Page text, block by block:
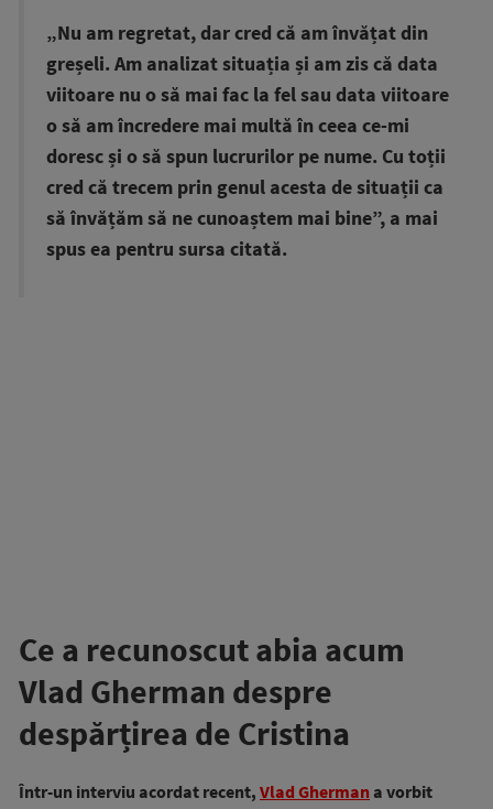
„Nu am regretat, dar cred că am învățat din
greșeli. Am analizat situația și am zis că data
viitoare nu o să mai fac la fel sau data viitoare
o să am încredere mai multă în ceea ce-mi
doresc și o să spun lucrurilor pe nume. Cu toții
cred că trecem prin genul acesta de situații ca
să învățăm să ne cunoaștem mai bine”, a mai
spus ea pentru sursa citată.
Ce a recunoscut abia acum
Vlad Gherman despre
despărțirea de Cristina
Într-un interviu acordat recent, Vlad Gherman a vorbit